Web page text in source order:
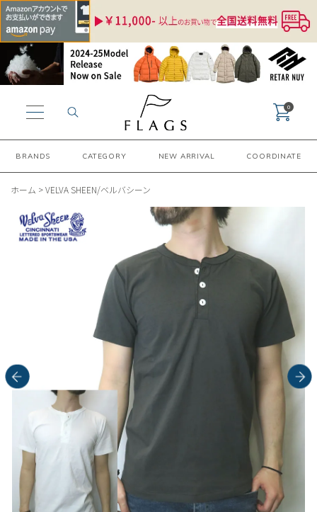
BRANDS CATEGORY NEW ARRIVAL COORDINATE
0
ホーム >VELVA SHEEN/ベルバシーン